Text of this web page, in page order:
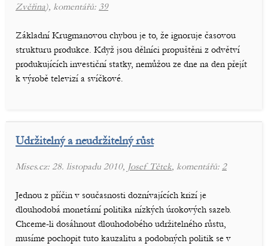
Zvěřina), komentářů: 39
Základní Krugmanovou chybou je to, že ignoruje časovou
strukturu produkce. Když jsou dělníci propuštěni z odvětví
produkujících investiční statky, nemůžou ze dne na den přejít
k výrobě televizí a svíčkové.
Udržitelný a neudržitelný růst
Mises.cz: 28. listopadu 2010, Josef Tětek, komentářů: 2
Jednou z příčin v současnosti doznívajících krizí je
dlouhodobá monetární politika nízkých úrokových sazeb.
Chceme-li dosáhnout dlouhodobého udržitelného růstu,
musíme pochopit tuto kauzalitu a podobných politik se v